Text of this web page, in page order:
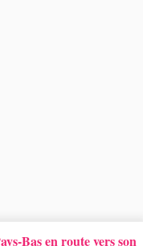
Bas en route vers son